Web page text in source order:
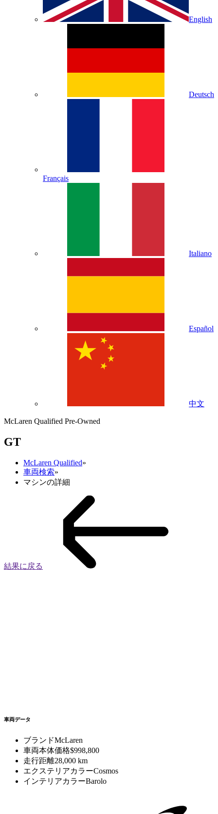
English
Deutsch
Français
Italiano
Español
中文
McLaren Qualified Pre-Owned
GT
McLaren Qualified»
車両検索»
マシンの詳細
結果に戻る
車両データ
ブランドMcLaren
車両本体価格$998,800
走行距離28,000 km
エクステリアカラーCosmos
インテリアカラーBarolo